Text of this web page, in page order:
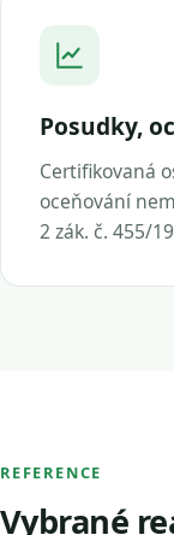
Posudky,
Certifikovaná
oceňování
2 zák. č. 455/
REFERENCE
Vybrané